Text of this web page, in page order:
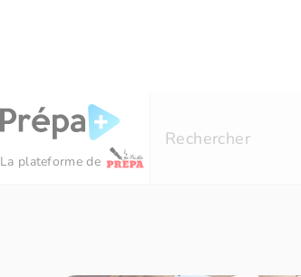
La plateforme de
Rechercher
Résultats de recherche pour